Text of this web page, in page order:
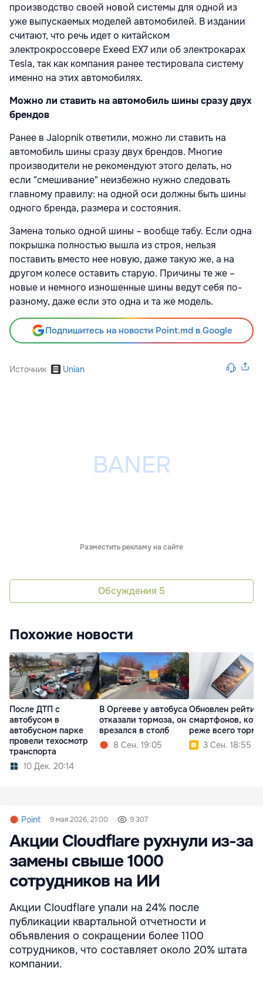
производство своей новой системы для одной из
уже выпускаемых моделей автомобилей. В издании
считают, что речь идет о китайском
электрокроссовере Exeed EX7 или об электрокарах
Tesla, так как компания ранее тестировала систему
именно на этих автомобилях.
Можно ли ставить на автомобиль шины сразу двух
брендов
Ранее в Jalopnik ответили, можно ли ставить на
автомобиль шины сразу двух брендов. Многие
производители не рекомендуют этого делать, но
если "смешивание" неизбежно нужно следовать
главному правилу: на одной оси должны быть шины
одного бренда, размера и состояния.
Замена только одной шины – вообще табу. Если одна
покрышка полностью вышла из строя, нельзя
поставить вместо нее новую, даже такую же, а на
другом колесе оставить старую. Причины те же –
новые и немного изношенные шины ведут себя по-
разному, даже если это одна и та же модель.
Подпишитесь на новости Point.md в Google
Источник Unian
Разместить рекламу на сайте
Обсуждения 5
Похожие новости
После ДТП с
автобусом в
автобусном парке
провели техосмотр
транспорта
10 Дек. 20:14
В Оргееве у автобуса
отказали тормоза, он
врезался в столб
8 Сен. 19:05
Обновлен рейтинг
смартфонов,
реже всего
3 Сен. 18:55
Point 9 мая 2026, 21:00 9 307
Акции Cloudflare рухнули из-за
замены свыше 1000
сотрудников на ИИ
Акции Cloudflare упали на 24% после
публикации квартальной отчетности и
объявления о сокращении более 1100
сотрудников, что составляет около 20% штата
компании.